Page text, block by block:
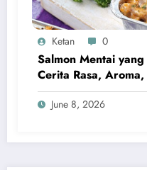
Ketan 0
Salmon Mentai
Cerita Rasa,
Kuliner Modern
June 8, 2026